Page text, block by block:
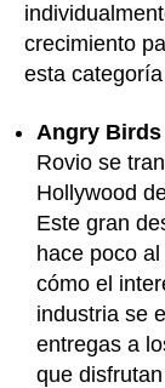
crecimiento
esta
Angry Birds
Rovio se
Hollywood
Este gran
hace poco
cómo el
industria se
entregas a
que